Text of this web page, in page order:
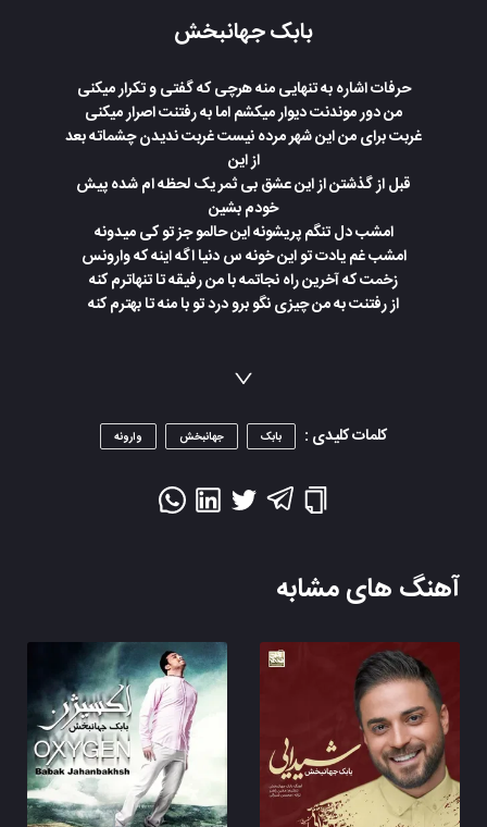
بابک جهانبخش
حرفات اشاره به تنهایی منه هرچی که گفتی و تکرار میکنی
من دور موندنت دیوار میکشم اما به رفتنت اصرار میکنی
غربت برای من این شهر مرده نیست غربت ندیدن چشماته بعد
از این
قبل از گذشتن از این عشق بی ثمر یک لحظه ام شده پیش
خودم بشین
امشب دل تنگم پریشونه این حالمو جز تو کی میدونه
امشب غم یادت تو این خونه س دنیا اگه اینه که وارونس
زخمت که آخرین راه نجاتمه با من رفیقه تا تنهاترم کنه
از رفتنت به من چیزی نگو برو درد تو با منه تا بهترم کنه
کلمات کلیدی : بابک جهانبخش وارونه
آهنگ های مشابه